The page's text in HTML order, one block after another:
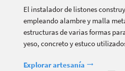
El instalador de listones
empleando alambre y malla
estructuras de varias formas
yeso, concreto y estuco
Explorar artesanía